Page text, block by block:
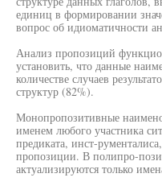
единиц в формировании
вопрос об идиоматичности
Анализ пропозиций
установить, что данные
количестве случаев
структур (82%).
Монопропозитивные
именем любого участника
предиката, инст-
пропозиции. В полипро-
актуализируются только